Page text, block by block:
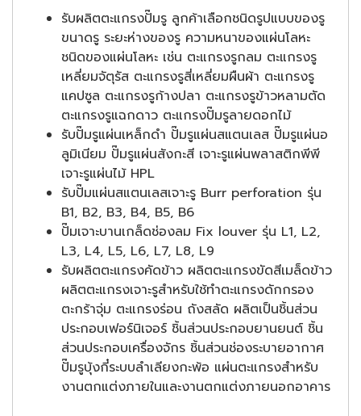
รับผลิตตะแกรงปั๊มรู ลูกค้าเลือกชนิดรูปแบบของรู
ขนาดรู ระยะห่างของรู ความหนาของแผ่นโลหะ
ชนิดของแผ่นโลหะ เช่น ตะแกรงรูกลม ตะแกรงรู
เหลี่ยมจัตุรัส ตะแกรงรูสี่เหลี่ยมผืนผ้า ตะแกรงรู
แคปซูล ตะแกรงรูก้างปลา ตะแกรงรูข้าวหลามตัด
ตะแกรงรูแฉกดาว ตะแกรงปั๊มรูลายดอกไม้
รับปั๊มรูแผ่นเหล็กดำ ปั๊มรูแผ่นสแตนเลส ปั๊มรูแผ่นอ
ลูมิเนียม ปั๊มรูแผ่นสังกะสี เจาะรูแผ่นพลาสติกพีพี
เจาะรูแผ่นไม้ HPL
รับปั๊มแผ่นสแตนเลสเจาะรู Burr perforation รุ่น
B1, B2, B3, B4, B5, B6
ปั๊มเจาะบานเกล็ดช่องลม Fix louver รุ่น L1, L2,
L3, L4, L5, L6, L7, L8, L9
รับผลิตตะแกรงคัดข้าว ผลิตตะแกรงขัดสีเมล็ดข้าว
ผลิตตะแกรงเจาะรูสำหรับใช้ทำตะแกรงดักกรอง
ตะกร้าจุ่ม ตะแกรงร่อน ถังสลัด ผลิตเป็นชิ้นส่วน
ประกอบเฟอร์นิเจอร์ ชิ้นส่วนประกอบยานยนต์ ชิ้น
ส่วนประกอบเครื่องจักร ชิ้นส่วนช่องระบายอากาศ
ปั๊มรูบุ้งกี๋ระบบลำเลียงกะพ้อ แผ่นตะแกรงสำหรับ
งานตกแต่งภายในและงานตกแต่งภายนอกอาคาร